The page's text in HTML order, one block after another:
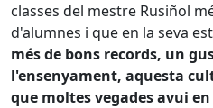
classes del mestre Rusiñol
d'alumnes i que en la seva
més de bons records, un
l'ensenyament, aquesta
que moltes vegades avui